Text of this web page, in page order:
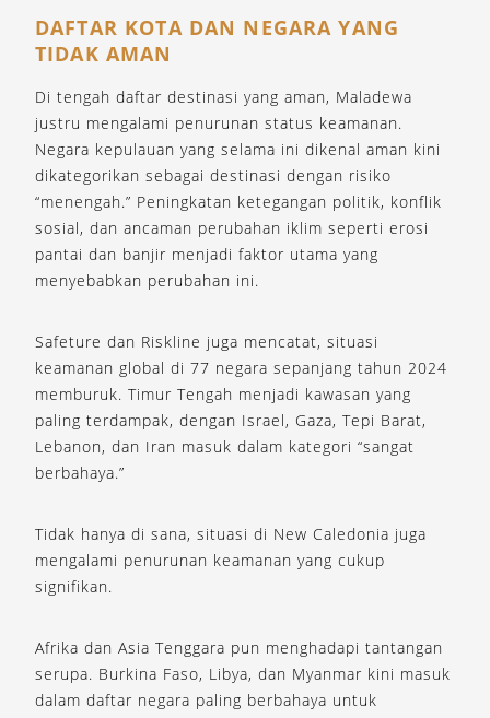
DAFTAR KOTA DAN NEGARA YANG
TIDAK AMAN
Di tengah daftar destinasi yang aman, Maladewa
justru mengalami penurunan status keamanan.
Negara kepulauan yang selama ini dikenal aman kini
dikategorikan sebagai destinasi dengan risiko
“menengah.” Peningkatan ketegangan politik, konflik
sosial, dan ancaman perubahan iklim seperti erosi
pantai dan banjir menjadi faktor utama yang
menyebabkan perubahan ini.
Safeture dan Riskline juga mencatat, situasi
keamanan global di 77 negara sepanjang tahun 2024
memburuk. Timur Tengah menjadi kawasan yang
paling terdampak, dengan Israel, Gaza, Tepi Barat,
Lebanon, dan Iran masuk dalam kategori “sangat
berbahaya.”
Tidak hanya di sana, situasi di New Caledonia juga
mengalami penurunan keamanan yang cukup
signifikan.
Afrika dan Asia Tenggara pun menghadapi tantangan
serupa. Burkina Faso, Libya, dan Myanmar kini masuk
dalam daftar negara paling berbahaya untuk